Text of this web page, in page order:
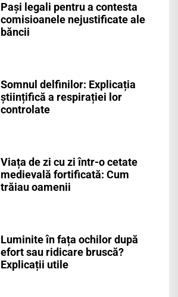
Pași legali pentru a contesta
comisioanele nejustificate ale
băncii
Somnul delfinilor: Explicația
științifică a respirației lor
controlate
Viața de zi cu zi într-o cetate
medievală fortificată: Cum
trăiau oamenii
Luminite în fața ochilor după
efort sau ridicare bruscă?
Explicații utile